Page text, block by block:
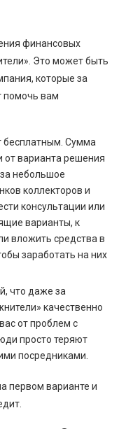
финансовых
Это может быть
которые за
помочь вам
бесплатным. Сумма
от варианта решения
небольшое
коллекторов и
консультации или
варианты, к
вложить средства в
заработать на них
что даже за
качественно
от проблем с
просто теряют
посредниками.
первом варианте и